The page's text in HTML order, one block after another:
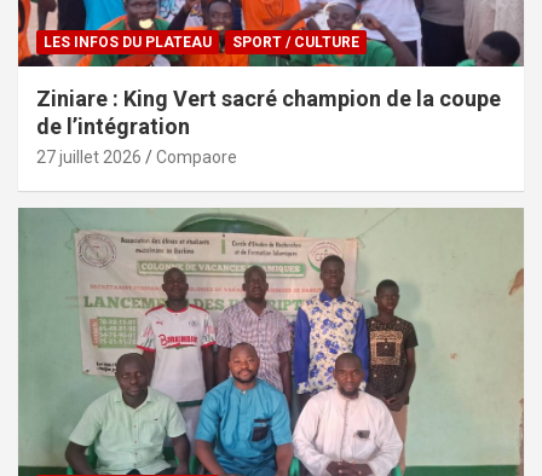
LES INFOS DU PLATEAU SPORT / CULTURE
Ziniare : King Vert sacré champion de la coupe
de l’intégration
27 juillet 2026 Compaore